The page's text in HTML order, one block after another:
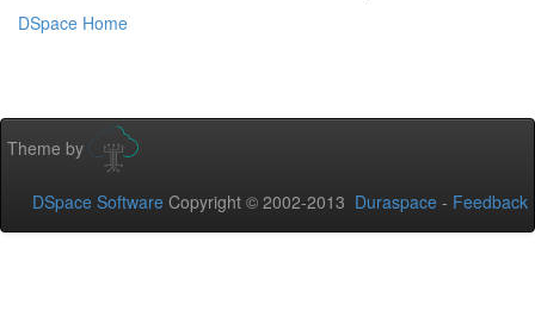
DSpace Home
Theme by
DSpace Software Copyright © 2002-2013 Duraspace - Feedback